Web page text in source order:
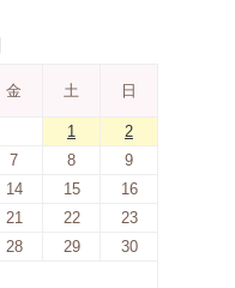
金 土 日
1
2
7 8
9
14 15
16
21 22
23
28 29
30